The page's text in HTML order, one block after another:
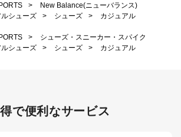
>
New Balance(ニューバランス)
シューズ > シューズ >
カジュアル
>
シューズ・スニーカー・スパイク
シューズ > シューズ >
カジュアル
で便利なサービス